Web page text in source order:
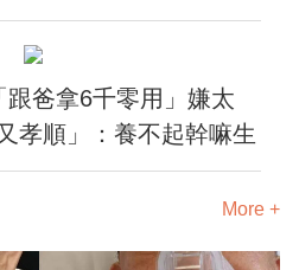
爸拿6千零用」嫌太
孝順」：養不起幹嘛生
More +